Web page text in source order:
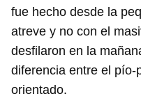
fue hecho desde la
atreve y no con el
desfilaron en la
diferencia entre el
orientado.